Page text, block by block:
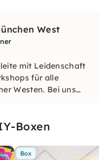
West
mit Leidenschaft
für alle
Westen. Bei uns
Boxen
Box